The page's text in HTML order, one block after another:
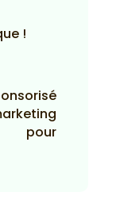
!
pour